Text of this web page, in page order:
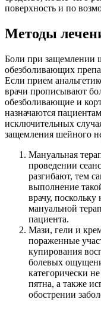
поверхность и по
Методы
Боли при защемлении
обезболивающих
Если прием
врачи прописывают
обезболивающие и
назначаются
исключительных
защемления шейного
Мануальная
проведении
разгибают, тем
выполнение
врачу,
мануальной
пациента.
Мази, гели и
пораженные
купирования
болевых
категорически
пятна, а также
обострении